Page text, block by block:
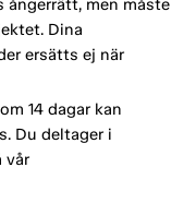
ångerrätt, men måste
Dina
ersätts ej när
14 dagar kan
Du deltager i
vår